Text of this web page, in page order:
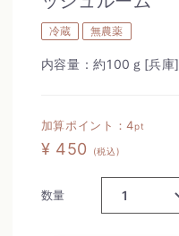
冷蔵 無農薬
内容量：約100ｇ[兵庫]
加算ポイント：4pt
¥ 450 (税込)
数量